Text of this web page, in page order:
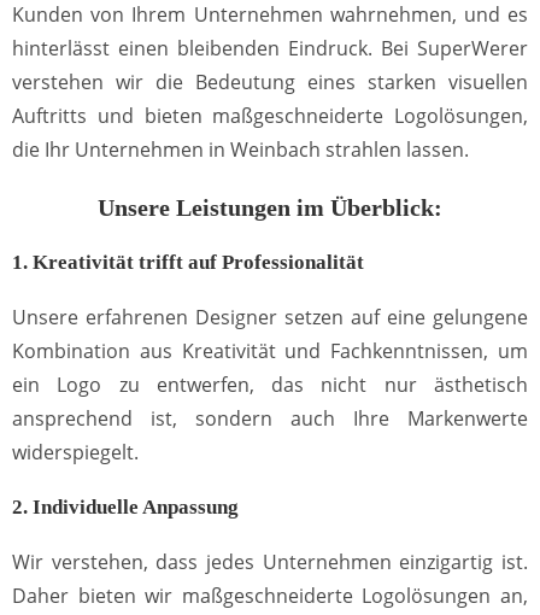
Kunden von Ihrem Unternehmen wahrnehmen, und es
hinterlässt einen bleibenden Eindruck. Bei SuperWerer
verstehen wir die Bedeutung eines starken visuellen
Auftritts und bieten maßgeschneiderte Logolösungen,
die Ihr Unternehmen in Weinbach strahlen lassen.
Unsere Leistungen im Überblick:
1. Kreativität trifft auf Professionalität
Unsere erfahrenen Designer setzen auf eine gelungene
Kombination aus Kreativität und Fachkenntnissen, um
ein Logo zu entwerfen, das nicht nur ästhetisch
ansprechend ist, sondern auch Ihre Markenwerte
widerspiegelt.
2. Individuelle Anpassung
Wir verstehen, dass jedes Unternehmen einzigartig ist.
Daher bieten wir maßgeschneiderte Logolösungen an,